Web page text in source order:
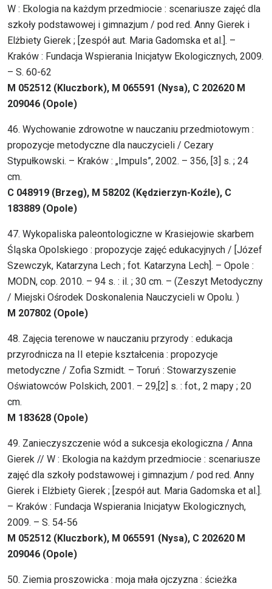
W : Ekologia na każdym przedmiocie : scenariusze zajęć dla
szkoły podstawowej i gimnazjum / pod red. Anny Gierek i
Elżbiety Gierek ; [zespół aut. Maria Gadomska et al.]. –
Kraków : Fundacja Wspierania Inicjatyw Ekologicznych, 2009.
– S. 60-62
M 052512 (Kluczbork), M 065591 (Nysa), C 202620 M
209046 (Opole)
46. Wychowanie zdrowotne w nauczaniu przedmiotowym :
propozycje metodyczne dla nauczycieli / Cezary
Stypułkowski. – Kraków : „Impuls”, 2002. – 356, [3] s. ; 24
cm.
C 048919 (Brzeg), M 58202 (Kędzierzyn-Koźle), C
183889 (Opole)
47. Wykopaliska paleontologiczne w Krasiejowie skarbem
Śląska Opolskiego : propozycje zajęć edukacyjnych / [Józef
Szewczyk, Katarzyna Lech ; fot. Katarzyna Lech]. – Opole :
MODN, cop. 2010. – 94 s. : il. ; 30 cm. – (Zeszyt Metodyczny
/ Miejski Ośrodek Doskonalenia Nauczycieli w Opolu. )
M 207802 (Opole)
48. Zajęcia terenowe w nauczaniu przyrody : edukacja
przyrodnicza na II etepie kształcenia : propozycje
metodyczne / Zofia Szmidt. – Toruń : Stowarzyszenie
Oświatowców Polskich, 2001. – 29,[2] s. : fot., 2 mapy ; 20
cm.
M 183628 (Opole)
49. Zanieczyszczenie wód a sukcesja ekologiczna / Anna
Gierek // W : Ekologia na każdym przedmiocie : scenariusze
zajęć dla szkoły podstawowej i gimnazjum / pod red. Anny
Gierek i Elżbiety Gierek ; [zespół aut. Maria Gadomska et al.].
– Kraków : Fundacja Wspierania Inicjatyw Ekologicznych,
2009. – S. 54-56
M 052512 (Kluczbork), M 065591 (Nysa), C 202620 M
209046 (Opole)
50. Ziemia proszowicka : moja mała ojczyzna : ścieżka